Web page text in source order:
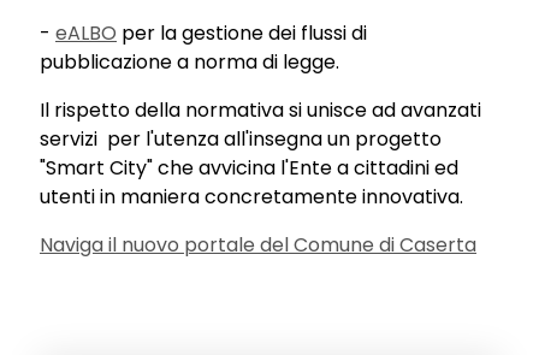
- eALBO per la gestione dei flussi di
pubblicazione a norma di legge.
Il rispetto della normativa si unisce ad avanzati
servizi per l'utenza all'insegna un progetto
"Smart City" che avvicina l'Ente a cittadini ed
utenti in maniera concretamente innovativa.
Naviga il nuovo portale del Comune di Caserta